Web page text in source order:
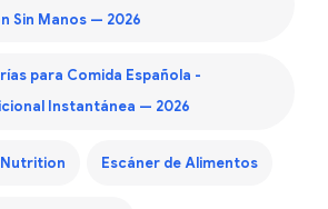
Sin Manos — 2026
para Comida Española -
Instantánea — 2026
Nutrition Escáner de Alimentos